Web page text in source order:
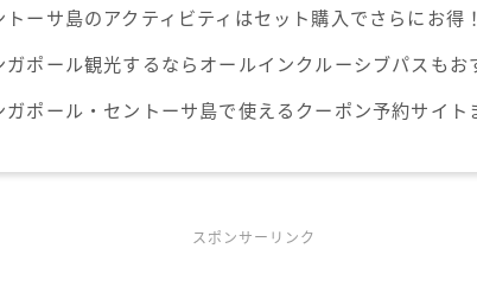
トーサ島のアクティビティはセット購入でさらにお得！
ガポール観光するならオールインクルーシブパスもお
ガポール・セントーサ島で使えるクーポン予約サイト
スポンサーリンク